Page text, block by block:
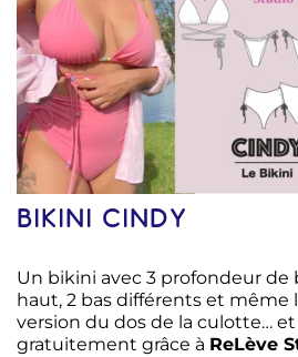
BIKINI CINDY
Un bikini avec 3 profondeur de
haut, 2 bas différents et même
version du dos de la culotte…
gratuitement grâce à ReLève